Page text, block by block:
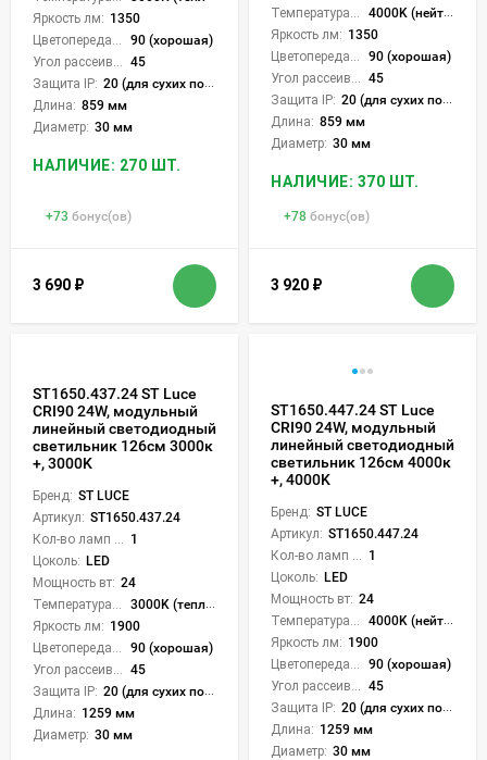
Яркость лм: 1350
90 (хорошая)
45
Защита IP: 20 (для сухих пом.)
Длина: 859 мм
Диаметр: 30 мм
НАЛИЧИЕ: 270 ШТ.
+73 бонус(ов)
3 690 ₽
4000K (нейтральный)
Яркость лм: 1350
90 (хорошая)
45
Защита IP: 20 (для сухих пом.)
Длина: 859 мм
Диаметр: 30 мм
НАЛИЧИЕ: 370 ШТ.
+78 бонус(ов)
3 920 ₽
ST1650.437.24 ST Luce
CRI90 24W, модульный
линейный светодиодный
светильник 126см 3000к
+, 3000K
Бренд: ST LUCE
Артикул: ST1650.437.24
1
Цоколь: LED
Мощность вт: 24
3000K (теплый)
Яркость лм: 1900
90 (хорошая)
45
Защита IP: 20 (для сухих пом.)
Длина: 1259 мм
Диаметр: 30 мм
ST1650.447.24 ST Luce
CRI90 24W, модульный
линейный светодиодный
светильник 126см 4000к
+, 4000K
Бренд: ST LUCE
Артикул: ST1650.447.24
1
Цоколь: LED
Мощность вт: 24
4000K (нейтральный)
Яркость лм: 1900
90 (хорошая)
45
Защита IP: 20 (для сухих пом.)
Длина: 1259 мм
Диаметр: 30 мм